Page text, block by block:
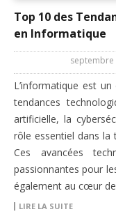
Top 10 des
en Informatique
septembre
L’informatique est
tendances
artificielle, la
rôle essentiel dans la
Ces avancées
passionnantes pour
également au cœur
LIRE LA SUITE